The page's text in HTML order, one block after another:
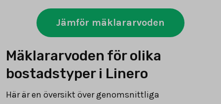
Jämför mäklararvoden
Mäklararvoden för olika
bostadstyper i Linero
Här är en översikt över genomsnittliga